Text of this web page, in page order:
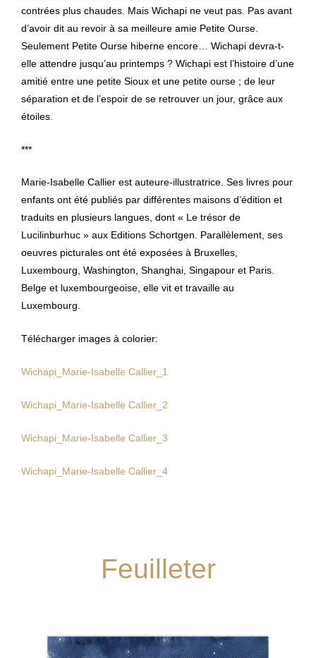
Callier
contrées plus chaudes. Mais Wichapi ne veut pas. Pas avant
d’avoir dit au revoir à sa meilleure amie Petite Ourse.
Seulement Petite Ourse hiberne encore… Wichapi devra-t-
elle attendre jusqu’au printemps ? Wichapi est l’histoire d’une
amitié entre une petite Sioux et une petite ourse ; de leur
séparation et de l’espoir de se retrouver un jour, grâce aux
étoiles.
***
Marie-Isabelle Callier est auteure-illustratrice. Ses livres pour
enfants ont été publiés par différentes maisons d’édition et
traduits en plusieurs langues, dont « Le trésor de
Lucilinburhuc » aux Editions Schortgen. Parallèlement, ses
oeuvres picturales ont été exposées à Bruxelles,
Luxembourg, Washington, Shanghai, Singapour et Paris.
Belge et luxembourgeoise, elle vit et travaille au
Luxembourg.
Télécharger images à colorier:
Wichapi_Marie-Isabelle Callier_1
Wichapi_Marie-Isabelle Callier_2
Wichapi_Marie-Isabelle Callier_3
Wichapi_Marie-Isabelle Callier_4
Feuilleter